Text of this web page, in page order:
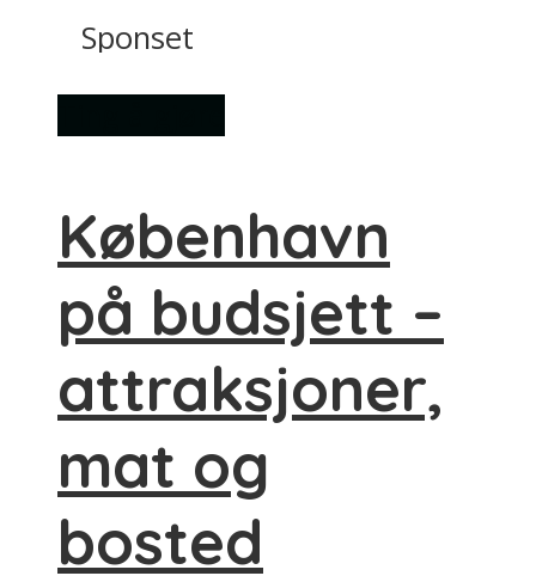
Sponset
København
på budsjett –
attraksjoner,
mat og
bosted